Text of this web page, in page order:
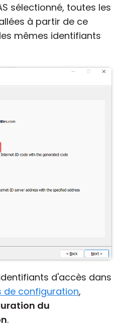
sélectionné, toutes les
à partir de ce
mêmes identifiants
d'accès dans
de configuration,
du
.